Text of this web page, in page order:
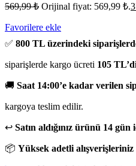
569,99₺ Orijinal fiyat: 569,99 ₺.
Favorilere ekle
✅ 800 TL üzerindeki
siparişlerde kargo ücreti 105
🚚 Saat 14:00’e kadar verilen
kargoya teslim edilir.
↩️ Satın aldığınız ürünü 14
📦 Yüksek adetli alışverişleriniz